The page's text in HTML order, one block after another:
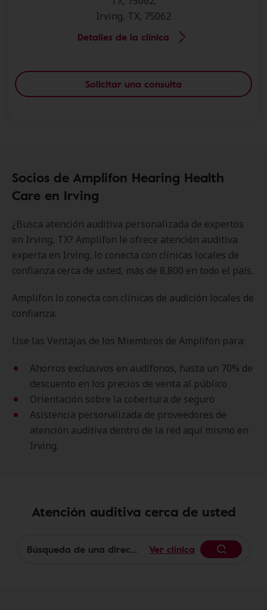
Irving, TX, 75062
Detalles de la clínica
Solicitar una consulta
Socios de Amplifon Hearing Health
Care en Irving
¿Busca atención auditiva personalizada de expertos
en Irving, TX? Amplifon le ofrece atención auditiva
experta en Irving, lo conecta con clínicas locales de
confianza cerca de usted, más de 8,800 en todo el país.
Amplifon lo conecta con clínicas de audición locales de
confianza.
Use las Ventajas de los Miembros de Amplifon para:
Ahorros exclusivos en audífonos, hasta un 70% de
descuento en los precios de venta al público
Orientación sobre la cobertura de seguro
Asistencia personalizada de proveedores de
atención auditiva dentro de la red aquí mismo en
Irving.
Atención auditiva cerca de usted
Ver clínica